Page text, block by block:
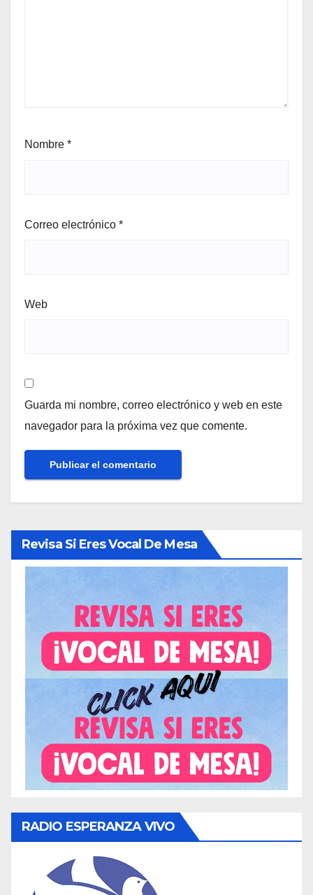
Nombre *
Correo electrónico *
Web
Guarda mi nombre, correo electrónico y web en este
navegador para la próxima vez que comente.
Revisa Si Eres Vocal De Mesa
RADIO ESPERANZA VIVO